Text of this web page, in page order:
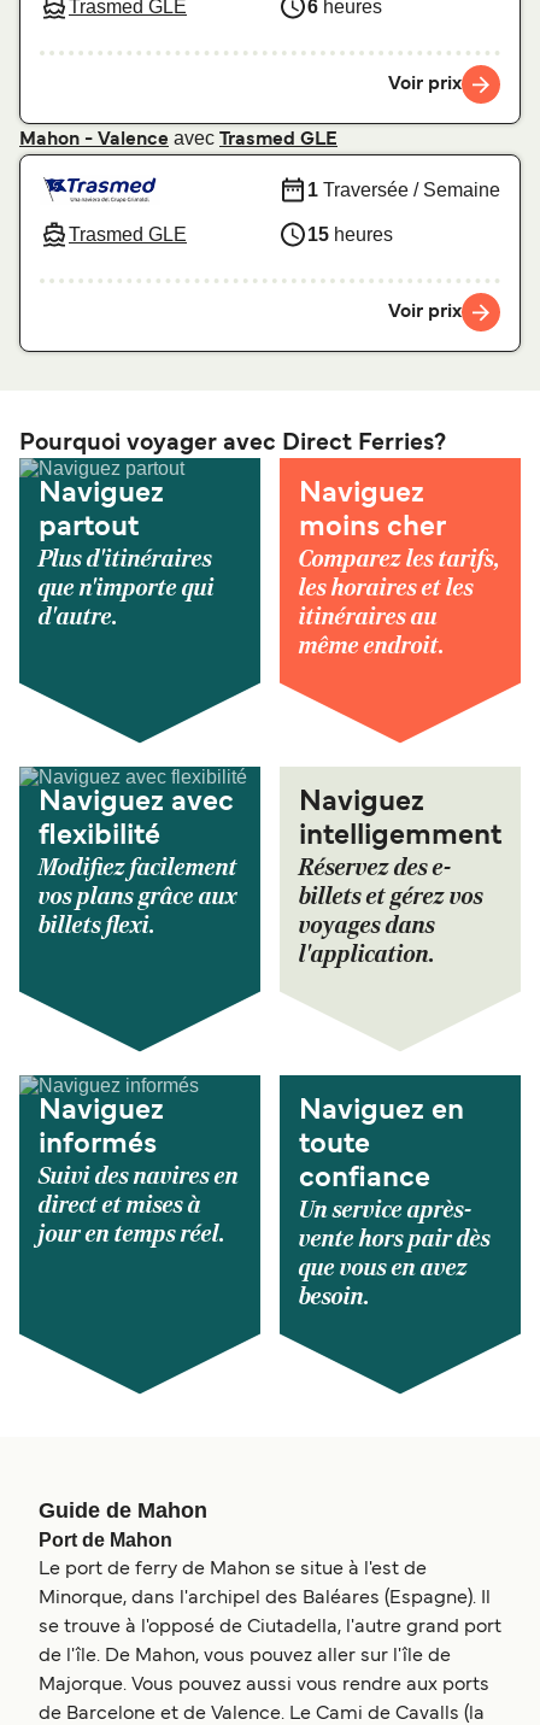
Trasmed GLE 6 heures
Voir prix
Mahon - Valence avec Trasmed GLE
Trasmed GLE
1 Traversée / Semaine
15 heures
Voir prix
Pourquoi voyager avec Direct Ferries?
Naviguez
partout
Plus d'itinéraires
que n'importe qui
d'autre.
Naviguez
moins cher
Comparez les tarifs,
les horaires et les
itinéraires au
même endroit.
Naviguez avec
flexibilité
Modifiez facilement
vos plans grâce aux
billets flexi.
Naviguez
intelligemment
Réservez des e-
billets et gérez vos
voyages dans
l'application.
Naviguez
informés
Suivi des navires en
direct et mises à
jour en temps réel.
Naviguez en
toute
confiance
Un service après-
vente hors pair dès
que vous en avez
besoin.
Guide de Mahon
Port de Mahon
Le port de ferry de Mahon se situe à l'est de
Minorque, dans l'archipel des Baléares (Espagne). Il
se trouve à l'opposé de Ciutadella, l'autre grand port
de l'île. De Mahon, vous pouvez aller sur l'île de
Majorque. Vous pouvez aussi vous rendre aux ports
de Barcelone et de Valence. Le Cami de Cavalls (la